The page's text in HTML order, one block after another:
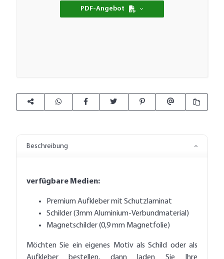
PDF-Angebot
Beschreibung
verfügbare Medien:
Premium Aufkleber mit Schutzlaminat
Schilder (3mm Aluminium-Verbundmaterial)
Magnetschilder (0,9 mm Magnetfolie)
Möchten Sie ein eigenes Motiv als Schild oder als